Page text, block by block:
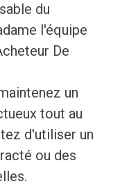
du
l'équipe
De
un
tout au
d'utiliser un
ou des